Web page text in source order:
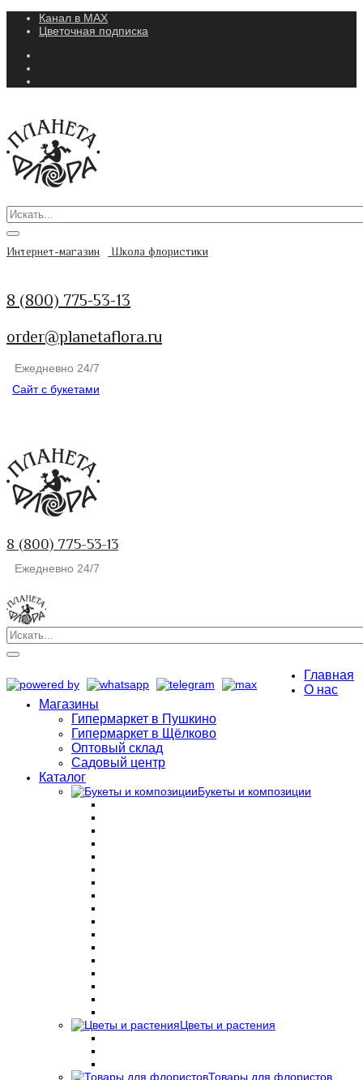
Канал в MAX
Цветочная подписка
Интернет-магазин Школа флористики
8 (800) 775-53-13
order@planetaflora.ru
Ежедневно 24/7
Сайт с букетами
8 (800) 775-53-13
Ежедневно 24/7
Главная
О нас
Магазины
Гипермаркет в Пушкино
Гипермаркет в Щёлково
Оптовый склад
Садовый центр
Каталог
Букеты и композиции
Цветы и растения
Товары для флористов